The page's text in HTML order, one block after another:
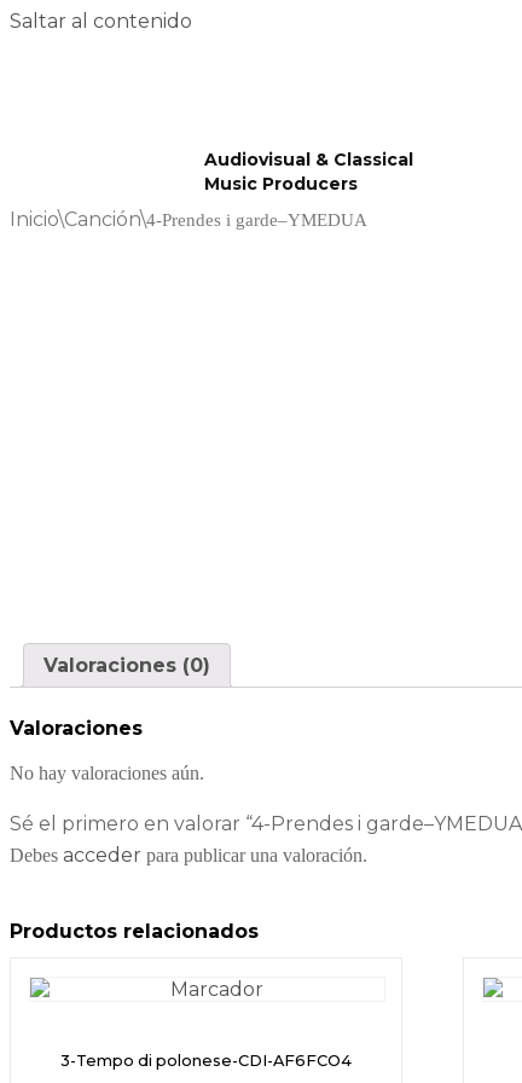
Saltar al contenido
Audiovisual & Classical
Music Producers
Inicio\Canción\4-Prendes i garde–YMEDUA
Valoraciones (0)
Valoraciones
No hay valoraciones aún.
Sé el primero en valorar “4-Prendes i
Debes acceder para publicar una valoración.
Productos relacionados
3-Tempo di polonese-CDI-AF6FCO4